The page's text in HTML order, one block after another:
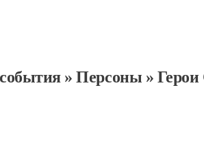
»Персоны » Герои